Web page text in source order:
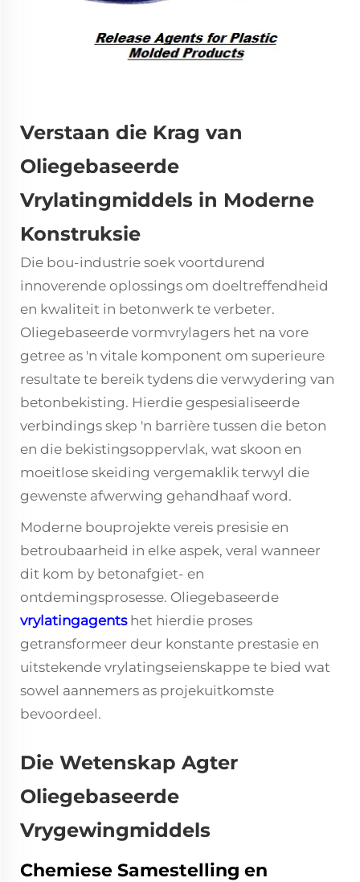
Verstaan die Krag van
Oliegebaseerde
Vrylatingmiddels in Moderne
Konstruksie
Die bou-industrie soek voortdurend
innoverende oplossings om doeltreffendheid
en kwaliteit in betonwerk te verbeter.
Oliegebaseerde vormvrylagers het na vore
getree as 'n vitale komponent om superieure
resultate te bereik tydens die verwydering van
betonbekisting. Hierdie gespesialiseerde
verbindings skep 'n barrière tussen die beton
en die bekistingsoppervlak, wat skoon en
moeitlose skeiding vergemaklik terwyl die
gewenste afwerwing gehandhaaf word.
Moderne bouprojekte vereis presisie en
betroubaarheid in elke aspek, veral wanneer
dit kom by betonafgiet- en
ontdemingsprosesse. Oliegebaseerde
vrylatingagents het hierdie proses
getransformeer deur konstante prestasie en
uitstekende vrylatingseienskappe te bied wat
sowel aannemers as projekuitkomste
bevoordeel.
Die Wetenskap Agter
Oliegebaseerde
Vrygewingmiddels
Chemiese Samestelling en